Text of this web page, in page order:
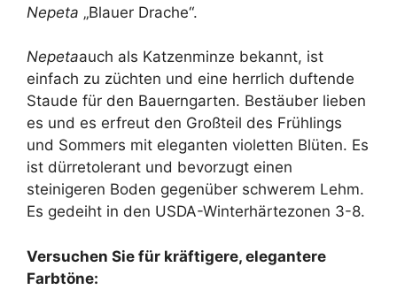
Nepeta „Blauer Drache“.
Nepetaauch als Katzenminze bekannt, ist
einfach zu züchten und eine herrlich duftende
Staude für den Bauerngarten. Bestäuber lieben
es und es erfreut den Großteil des Frühlings
und Sommers mit eleganten violetten Blüten. Es
ist dürretolerant und bevorzugt einen
steinigeren Boden gegenüber schwerem Lehm.
Es gedeiht in den USDA-Winterhärtezonen 3-8.
Versuchen Sie für kräftigere, elegantere
Farbtöne: